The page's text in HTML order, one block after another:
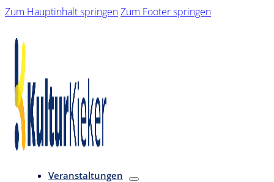
Zum Hauptinhalt springenZum Footer springen
Veranstaltungen